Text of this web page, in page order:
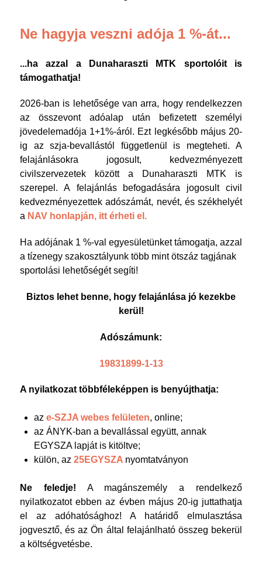
Ne hagyja veszni adója 1 %-át...
...ha azzal a Dunaharaszti MTK sportolóit is
támogathatja!
2026-ban is lehetősége van arra, hogy rendelkezzen
az összevont adóalap után befizetett személyi
jövedelemadója 1+1%-áról. Ezt legkésőbb május 20-
ig az szja-bevallástól függetlenül is megteheti. A
felajánlásokra jogosult, kedvezményezett
civilszervezetek között a Dunaharaszti MTK is
szerepel. A felajánlás befogadására jogosult civil
kedvezményezettek adószámát, nevét, és székhelyét
a NAV honlapján, itt érheti el.
Ha adójának 1 %-val egyesületünket támogatja, azzal
a tízenegy szakosztályunk több mint ötszáz tagjának
sportolási lehetőségét segíti!
Biztos lehet benne, hogy felajánlása jó kezekbe
kerül!
Adószámunk:
19831899-1-13
A nyilatkozat többféleképpen is benyújthatja:
az e-SZJA webes felületen, online;
az ÁNYK-ban a bevallással együtt, annak
EGYSZA lapját is kitöltve;
külön, az 25EGYSZA nyomtatványon
Ne feledje! A magánszemély a rendelkező
nyilatkozatot ebben az évben május 20-ig juttathatja
el az adóhatósághoz! A határidő elmulasztása
jogvesztő, és az Ön által felajánlható összeg bekerül
a költségvetésbe.